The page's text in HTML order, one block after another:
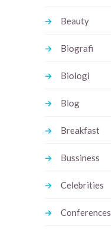
Beauty
Biografi
Biologi
Blog
Breakfast
Bussiness
Celebrities
Conferences